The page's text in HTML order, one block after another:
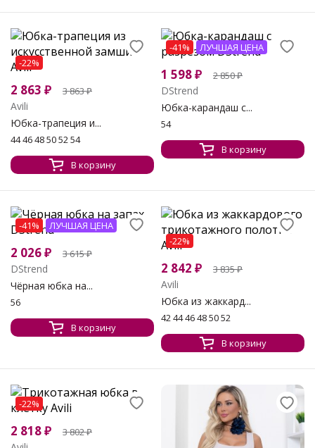
-22%
2 863 ₽ 3 863₽
Avili
Юбка-трапеция и...
44 46 48 50 52 54
В корзину
-41% ЛУЧШАЯ ЦЕНА
1 598₽ 2 850₽
DStrend
Юбка-карандаш с...
54
В корзину
-41% ЛУЧШАЯ ЦЕНА
2 026₽ 3 615₽
DStrend
Чёрная юбка на...
56
В корзину
-22%
2 842 ₽ 3 835₽
Avili
Юбка из жаккард...
42 44 46 48 50 52
В корзину
-22%
2 818₽ 3 802₽